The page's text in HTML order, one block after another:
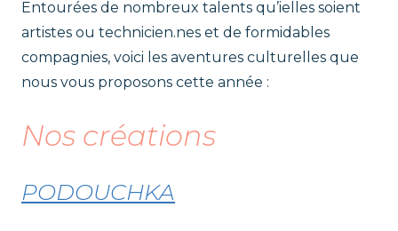
C
u
l
t
Entourées de nombreux talents qu’ielles soient
artistes ou technicien.nes et de formidables
compagnies, voici les aventures culturelles que
nous vous proposons cette année :
Nos créations
PODOUCHKA